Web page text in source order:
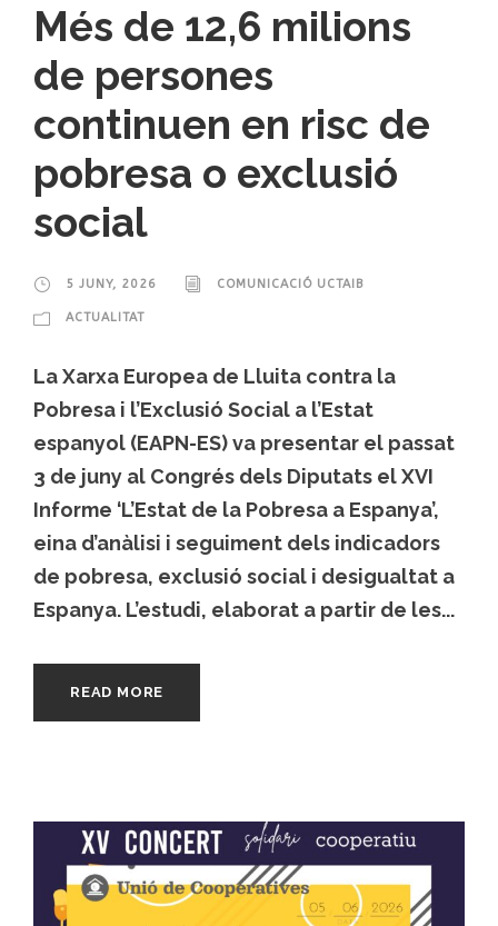
Més de 12,6 milions
de persones
continuen en risc de
pobresa o exclusió
social
5 JUNY, 2026 COMUNICACIÓ UCTAIB
ACTUALITAT
La Xarxa Europea de Lluita contra la
Pobresa i l’Exclusió Social a l’Estat
espanyol (EAPN-ES) va presentar el passat
3 de juny al Congrés dels Diputats el XVI
Informe ‘L’Estat de la Pobresa a Espanya’,
eina d’anàlisi i seguiment dels indicadors
de pobresa, exclusió social i desigualtat a
Espanya. L’estudi, elaborat a partir de les...
READ MORE